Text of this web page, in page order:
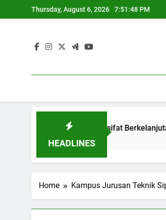
to
Thursday, August 6, 2026 7:51:48 PM
HEADLINES
Baru yang Bersifat Berkelanjutan
Home Kampus Jurusan Teknik